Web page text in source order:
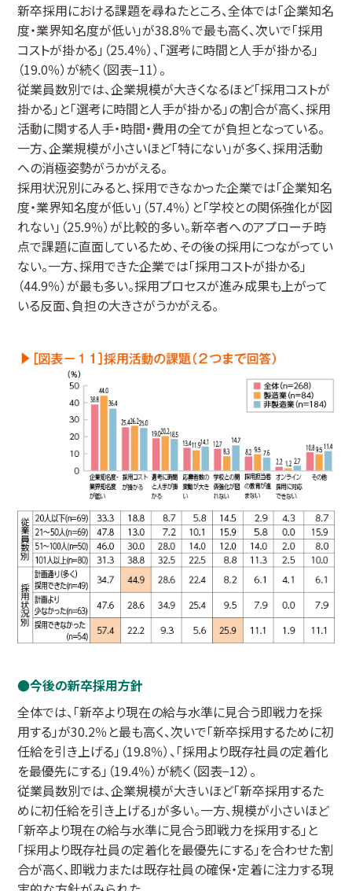
新卒採用における課題を尋ねたところ、全体では「企業知名
度・業界知名度が低い」が38.8％で最も高く、次いで「採用
コストが掛かる」（25.4％）、「選考に時間と人手が掛かる」
（19.0％）が続く（図表−11）。
従業員数別では、企業規模が大きくなるほど「採用コストが
掛かる」と「選考に時間と人手が掛かる」の割合が高く、採用
活動に関する人手・時間・費用の全てが負担となっている。
一方、企業規模が小さいほど「特にない」が多く、採用活動
への消極姿勢がうかがえる。
採用状況別にみると、採用できなかった企業では「企業知名
度・業界知名度が低い」（57.4％）と「学校との関係強化が図
れない」（25.9％）が比較的多い。新卒者へのアプローチ時
点で課題に直面しているため、その後の採用につながってい
ない。一方、採用できた企業では「採用コストが掛かる」
（44.9％）が最も多い。採用プロセスが進み成果も上がって
いる反面、負担の大きさがうかがえる。
今後の新卒採用方針
全体では、「新卒より現在の給与水準に見合う即戦力を採
用する」が30.2％と最も高く、次いで「新卒採用するために初
任給を引き上げる」（19.8％）、「採用より既存社員の定着化
を最優先にする」（19.4％）が続く（図表−12）。
従業員数別では、企業規模が大きいほど「新卒採用するた
めに初任給を引き上げる」が多い。一方、規模が小さいほど
「新卒より現在の給与水準に見合う即戦力を採用する」と
「採用より既存社員の定着化を最優先にする」を合わせた割
合が高く、即戦力または既存社員の確保・定着に注力する現